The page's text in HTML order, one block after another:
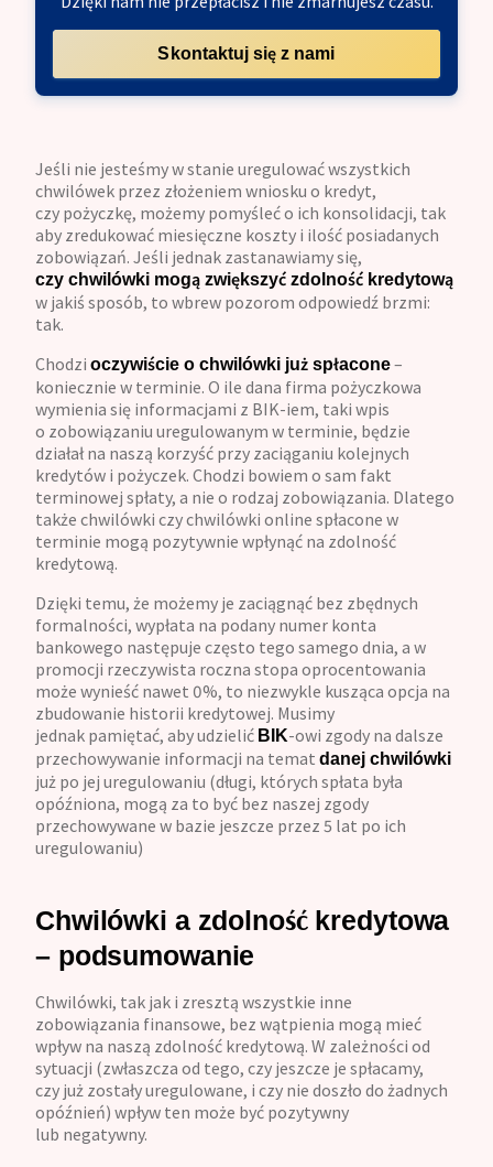
Skontaktuj się z nami
Jeśli nie jesteśmy w stanie uregulować wszystkich
chwilówek przez złożeniem wniosku o kredyt,
czy pożyczkę, możemy pomyśleć o ich konsolidacji, tak
aby zredukować miesięczne koszty i ilość posiadanych
zobowiązań. Jeśli jednak zastanawiamy się,
czy chwilówki mogą zwiększyć zdolność kredytową
w jakiś sposób, to wbrew pozorom odpowiedź brzmi:
tak.
Chodzi oczywiście o chwilówki już spłacone–
koniecznie w terminie. O ile dana firma pożyczkowa
wymienia się informacjami z BIK-iem, taki wpis
o zobowiązaniu uregulowanym w terminie, będzie
działał na naszą korzyść przy zaciąganiu kolejnych
kredytów i pożyczek. Chodzi bowiem o sam fakt
terminowej spłaty, a nie o rodzaj zobowiązania. Dlatego
także chwilówki czy chwilówki online spłacone w
terminie mogą pozytywnie wpłynąć na zdolność
kredytową.
Dzięki temu, że możemy je zaciągnąć bez zbędnych
formalności, wypłata na podany numer konta
bankowego następuje często tego samego dnia, a w
promocji rzeczywista roczna stopa oprocentowania
może wynieść nawet 0%, to niezwykle kusząca opcja na
zbudowanie historii kredytowej. Musimy
jednak pamiętać, aby udzielić BIK-owi zgody na dalsze
przechowywanie informacji na temat danej chwilówki
już po jej uregulowaniu (długi, których spłata była
opóźniona, mogą za to być bez naszej zgody
przechowywane w bazie jeszcze przez 5 lat po ich
uregulowaniu)
Chwilówki a zdolność kredytowa
– podsumowanie
Chwilówki, tak jak i zresztą wszystkie inne
zobowiązania finansowe, bez wątpienia mogą mieć
wpływ na naszą zdolność kredytową. W zależności od
sytuacji (zwłaszcza od tego, czy jeszcze je spłacamy,
czy już zostały uregulowane, i czy nie doszło do żadnych
opóźnień) wpływ ten może być pozytywny
lub negatywny.